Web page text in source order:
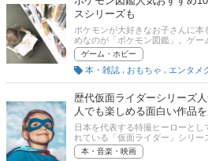
キスパートが選ぶドラえもん映
た、Amazonなどの通販サイトの
ので、売れ筋や口コミを確認して
スシリーズも
ポケモンが大好きなお子さんに
めなのが「ポケモン図鑑」。ゲー
が大集合した図鑑は、きっと喜
楽しいだけでなく、文字を読む力
す。そんなポケモン図鑑ですが、
によって内容や載っているポケ
で、この記事では、ポケモン図鑑
おすすめの商品を紹介していきま
トなどにもぴったりなので是非参
に基づいたタイプ別診断も試して
サイトの売れ筋人気ランキング
してみてください。
ゲーム・ホビー
本・雑誌
おもちゃ
歴代仮面ライダーシリーズ
人でも楽しめる面白い作品
日本を代表する特撮ヒーローと
れている「仮面ライダー」シリー
ストーリーは年々進化を続けて
を足掛かりにブレイクする俳優も
本・音楽・映画